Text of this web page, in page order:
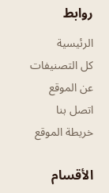
روابط
الرئيسية
كل التصنيفات
عن الموقع
اتصل بنا
خريطة الموقع
الأقسام